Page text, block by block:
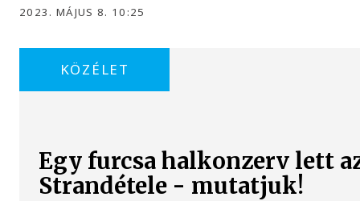
2023. MÁJUS 8. 10:25
KÖZÉLET
Egy furcsa halkonzerv lett
Strandétele - mutatjuk!